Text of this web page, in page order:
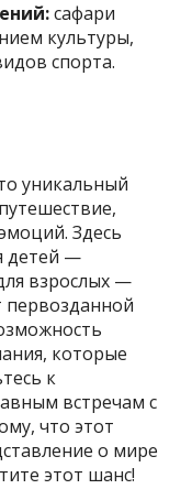
сафари
культуры,
спорта.
уникальный
Здесь
детей —
взрослых —
первозданной
которые
к
встречам с
что этот
о мире
этот шанс!